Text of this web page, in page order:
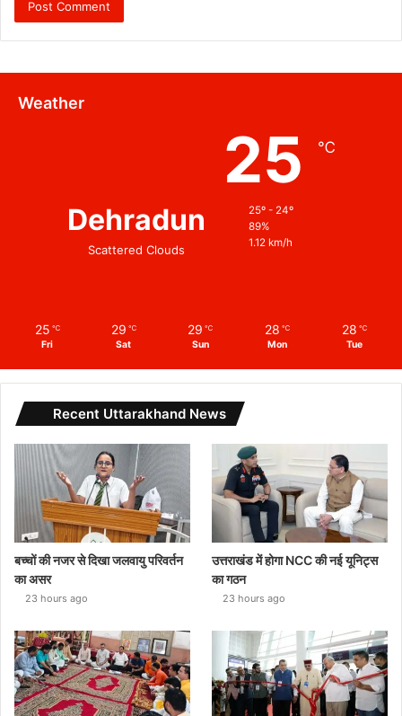
Weather
Dehradun
Scattered Clouds
25 ℃
25º - 24º
89%
1.12 km/h
25 ℃
Fri
29 ℃
Sat
29 ℃
Sun
28 ℃
Mon
28 ℃
Tue
Recent Uttarakhand News
बच्चों की नजर से दिखा जलवायु परिवर्तन
का असर
23 hours ago
उत्तराखंड में होगा NCC की नई यूनिट्स
का गठन
23 hours ago